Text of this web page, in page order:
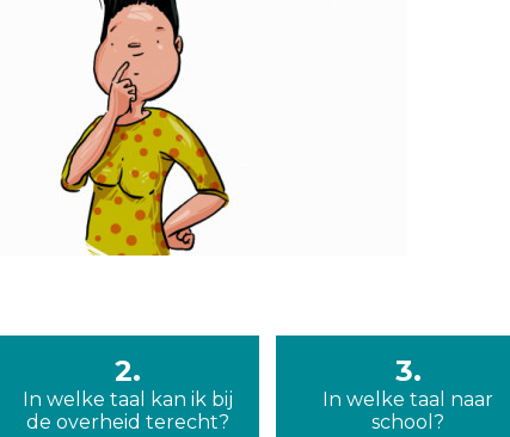
2.
In welke taal kan ik bij
de overheid terecht?
3.
In welke taal naar
school?